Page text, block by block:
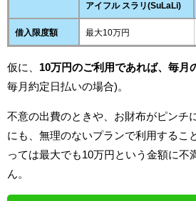
アイフル スラリ(SuLaLi)
借入限度額 最大10万円
仮に、 10万円のご利用であれば、毎月
毎月約定日払いの場合)。
不意の出費のときや、お財布がピンチ
にも、無理のないプランで利用するこ
っては最大でも10万円という金額に不
ん。